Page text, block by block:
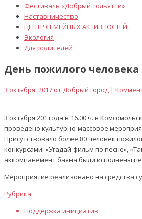
Фестиваль «Добрый Тольятти»
Наставничество
ЦЕНТР СЕМЕЙНЫХ АКТИВНОСТЕЙ
Экология
Для родителей
День пожилого человека
3 октября, 2017 от Добрый город |
3 октября 201 года в 16.00 ч. в
проведено культурно-массовое
Присутствовало более 80 человек
конкурсами: «Угадай фильм по песне»,
аккомпанемент баяна были исполнены
Мероприятие реализовано на средства
Рубрика:
Поддержка инициатив